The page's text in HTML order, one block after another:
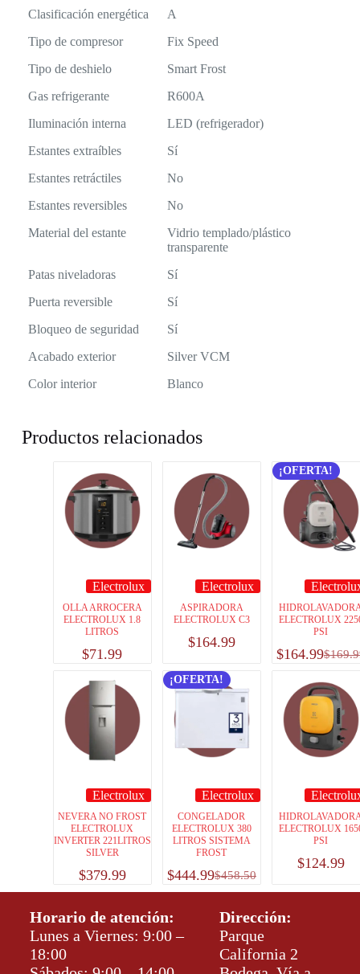
Clasificación energética
A
Tipo de compresor
Fix Speed
Tipo de deshielo
Smart Frost
Gas refrigerante
R600A
Iluminación interna
LED (refrigerador)
Estantes extraíbles
Sí
Estantes retráctiles
No
Estantes reversibles
No
Material del estante
Vidrio templado/plástico
transparente
Patas niveladoras
Sí
Puerta reversible
Sí
Bloqueo de seguridad
Sí
Acabado exterior
Silver VCM
Color interior
Blanco
Productos relacionados
Electrolux
OLLA ARROCERA
ELECTROLUX 1.8
LITROS
$71.99
Electrolux
ASPIRADORA
ELECTROLUX C3
$164.99
¡OFERTA!
ELECTROLUX
PSI
$
$164.99
Electrolux
NEVERA NO FROST
ELECTROLUX
INVERTER 221LITROS
SILVER
$379.99
¡OFERTA!
Electrolux
CONGELADOR
ELECTROLUX 380
LITROS SISTEMA
FROST
$458.50
$444.99
ELECTROLUX
PSI
$124.99
Horario de atención:
Lunes a Viernes: 9:00 –
18:00
Dirección:
Parque
California 2